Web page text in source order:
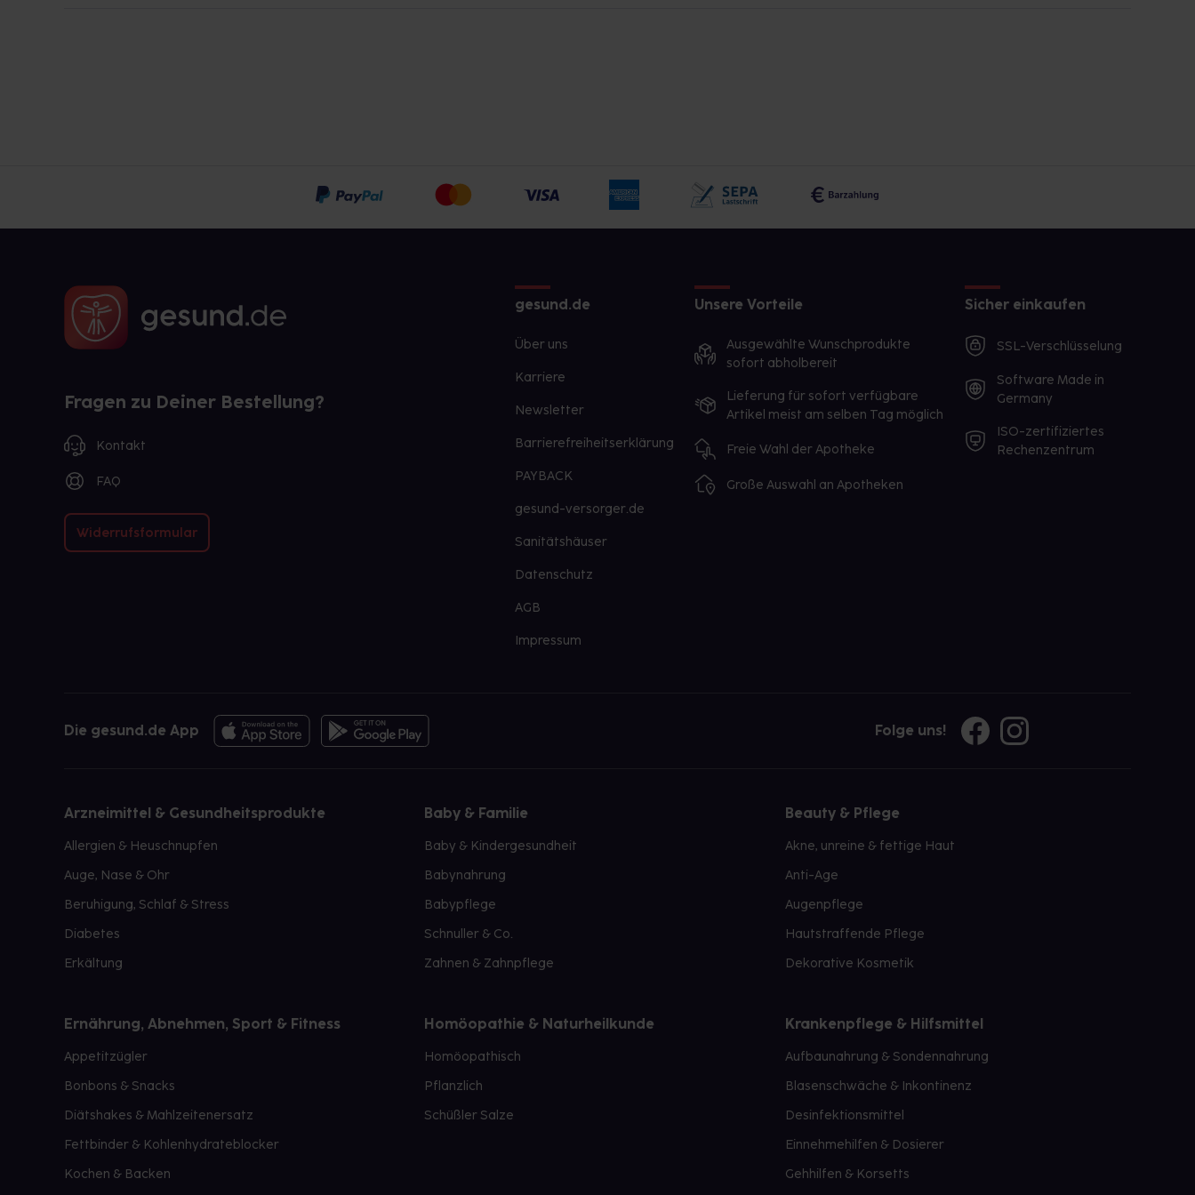
Fragen zu Deiner Bestellung?
Kontakt
FAQ
Widerrufsformular
gesund.de
Über uns
Karriere
Newsletter
Barrierefreiheitserklärung
PAYBACK
gesund-versorger.de
Sanitätshäuser
Datenschutz
AGB
Impressum
Unsere Vorteile
Ausgewählte Wunschprodukte
sofort abholbereit
Lieferung für sofort verfügbare
Artikel meist am selben Tag möglich
Freie Wahl der Apotheke
Große Auswahl an Apotheken
Sicher einkaufen
SSL-Verschlüsselung
Software Made in
Germany
ISO-zertifiziertes
Rechenzentrum
Die gesund.de App Folge uns!
Arzneimittel & Gesundheitsprodukte
Allergien & Heuschnupfen
Auge, Nase & Ohr
Beruhigung, Schlaf & Stress
Diabetes
Erkältung
Baby & Familie
Baby & Kindergesundheit
Babynahrung
Babypflege
Schnuller & Co.
Zahnen & Zahnpflege
Beauty & Pflege
Akne, unreine & fettige Haut
Anti-Age
Augenpflege
Hautstraffende Pflege
Dekorative Kosmetik
Ernährung, Abnehmen, Sport & Fitness
Appetitzügler
Bonbons & Snacks
Diätshakes & Mahlzeitenersatz
Fettbinder & Kohlenhydrateblocker
Kochen & Backen
Homöopathie & Naturheilkunde
Homöopathisch
Pflanzlich
Schüßler Salze
Krankenpflege & Hilfsmittel
Aufbaunahrung & Sondennahrung
Blasenschwäche & Inkontinenz
Desinfektionsmittel
Einnehmehilfen & Dosierer
Gehhilfen & Korsetts